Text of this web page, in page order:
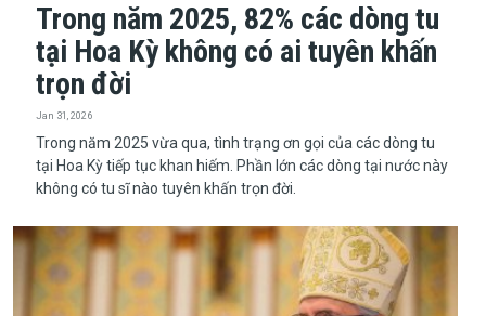
Trong năm 2025, 82% các dòng tu
tại Hoa Kỳ không có ai tuyên khấn
trọn đời
Jan 31, 2026
Trong năm 2025 vừa qua, tình trạng ơn gọi của các dòng tu
tại Hoa Kỳ tiếp tục khan hiếm. Phần lớn các dòng tại nước này
không có tu sĩ nào tuyên khấn trọn đời.